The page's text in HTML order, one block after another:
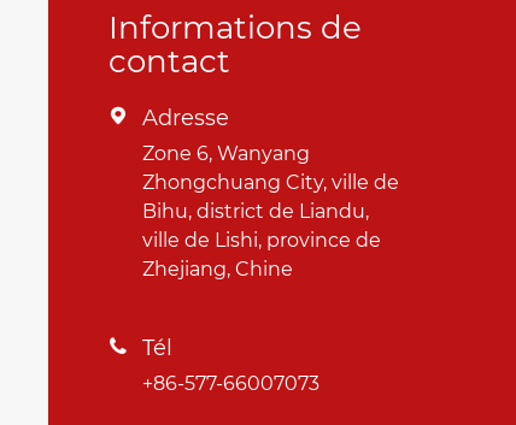
Informations de
contact
 Adresse
Zone 6, Wanyang
Zhongchuang City, ville de
Bihu, district de Liandu,
ville de Lishi, province de
Zhejiang, Chine
 Tél
+86-577-66007073